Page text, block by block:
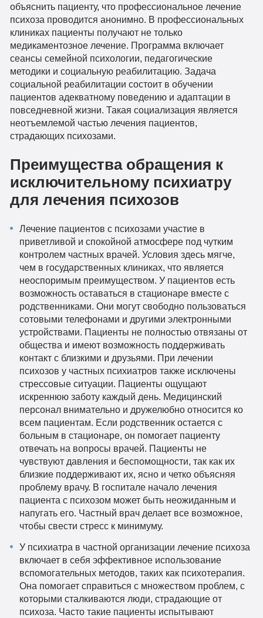
объяснить пациенту, что профессиональное лечение
психоза проводится анонимно. В профессиональных
клиниках пациенты получают не только
медикаментозное лечение. Программа включает
сеансы семейной психологии, педагогические
методики и социальную реабилитацию. Задача
социальной реабилитации состоит в обучении
пациентов адекватному поведению и адаптации в
повседневной жизни. Такая социализация является
неотъемлемой частью лечения пациентов,
страдающих психозами.
Преимущества обращения к
исключительному психиатру
для лечения психозов
Лечение пациентов с психозами участие в
приветливой и спокойной атмосфере под чутким
контролем частных врачей. Условия здесь мягче,
чем в государственных клиниках, что является
неоспоримым преимуществом. У пациентов есть
возможность оставаться в стационаре вместе с
родственниками. Они могут свободно пользоваться
сотовыми телефонами и другими электронными
устройствами. Пациенты не полностью отвязаны от
общества и имеют возможность поддерживать
контакт с близкими и друзьями. При лечении
психозов у частных психиатров также исключены
стрессовые ситуации. Пациенты ощущают
искреннюю заботу каждый день. Медицинский
персонал внимательно и дружелюбно относится ко
всем пациентам. Если родственник остается с
больным в стационаре, он помогает пациенту
отвечать на вопросы врачей. Пациенты не
чувствуют давления и беспомощности, так как их
близкие поддерживают их, ясно и четко объясняя
проблему врачу. В госпитале начало лечения
пациента с психозом может быть неожиданным и
напугать его. Частный врач делает все возможное,
чтобы свести стресс к минимуму.
У психиатра в частной организации лечение психоза
включает в себя эффективное использование
вспомогательных методов, таких как психотерапия.
Она помогает справиться с множеством проблем, с
которыми сталкиваются люди, страдающие от
психоза. Часто такие пациенты испытывают